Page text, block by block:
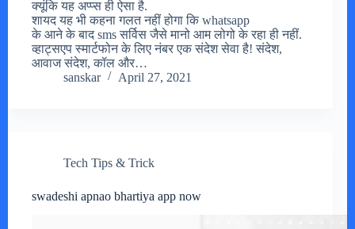
क्यूंकि यह अप्प्स ही ऐसा है.
शायद यह भी कहना गलत नहीं होगा कि whatsapp
के आने के बाद sms सर्विस जैसे मानो आम लोगो के रहा ही नहीं.
व्हाट्सएप स्मार्टफोन के लिए नंबर एक संदेश सेवा है! संदेश,
आवाज संदेश, कॉल और…
sanskar
April 27, 2021
Tech Tips & Trick
swadeshi apnao bhartiya app now